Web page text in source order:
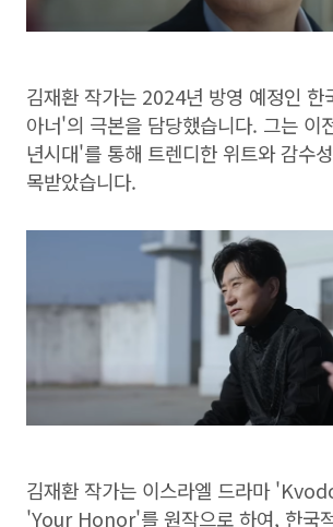
김재환 작가는 2024년 방영 예정인 한
아너'의 극본을 담당했습니다. 그는 이
년시대'를 통해 트렌디한 위트와 감수
목받았습니다.
김재환 작가는 이스라엘 드라마
'Your Honor'를 원작으로 하여, 한국